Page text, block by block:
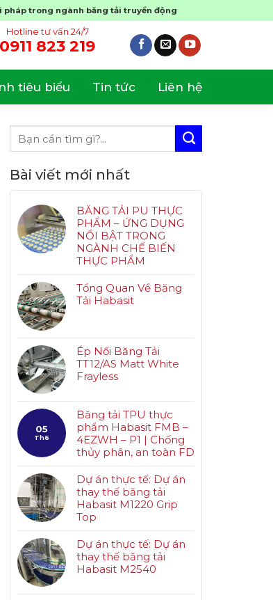
pháp trong ngành băng tải truyền động
Hotline tư vấn 24/7
0911 823 219
tiêu biểu Tin tức Liên hệ
Bài viết mới nhất
BĂNG TẢI PU THỰC
PHẨM – ỨNG DỤNG
NỔI BẬT TRONG
NGÀNH CHẾ BIẾN
THỰC PHẨM
Tổng Quan Về Băng
Tải Habasit
Ép Nối Băng Tải
TT12/AS Matt White
Frayless
05
Th6
Băng tải TPU thực
phẩm Habasit FMB –
4EZWH – P1 | Chống
thủy phân, an toàn FD
Dự án thực tế: Dự án
thay thế băng tải
Habasit M1220 Grip
Top
Dự án thực tế: Dự án
thay thế băng tải
Habasit M2540